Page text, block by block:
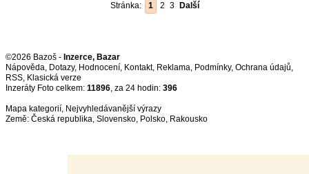
Stránka: 1 2 3 Další
©2026 Bazoš - Inzerce, Bazar
Nápověda, Dotazy, Hodnocení, Kontakt, Reklama, Podmínky, Ochrana údajů,
RSS,
Inzeráty Foto celkem: 11896, za 24 hodin: 396
Mapa kategorií, Nejvyhledávanější výrazy
Země: Česká republika, Slovensko, Polsko, Rakousko